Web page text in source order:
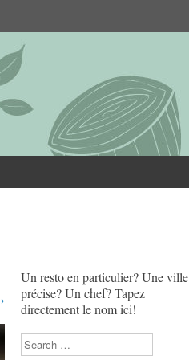
Un resto en particulier? Une ville
précise? Un chef? Tapez
directement le nom ici!
Search